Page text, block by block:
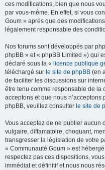
ces modifications, bien que nous
par vous-même. En effet, si vous
Goum » après que des
légalement responsable des
Nos forums sont développés par
phpBB » et « phpBB Limited ») qui
déclaré sous la « licence publique
téléchargé sur le site de phpBB (en
de faciliter les discussions sur
être tenu comme responsable de la
acceptons et que nous n’acceptons
phpBB, veuillez consulter le site de
Vous acceptez de ne publier aucun
vulgaire, diffamatoire, choquant,
transgresser la législation de votre
« Communauté Goum » est
respectez pas ces dispositions,
immédiat et définitif et nous nous